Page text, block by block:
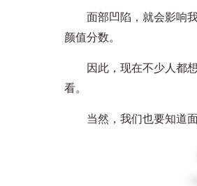
面部凹陷，就会影响我
颜值分数。
因此，现在不少人都想
看。
当然，我们也要知道面